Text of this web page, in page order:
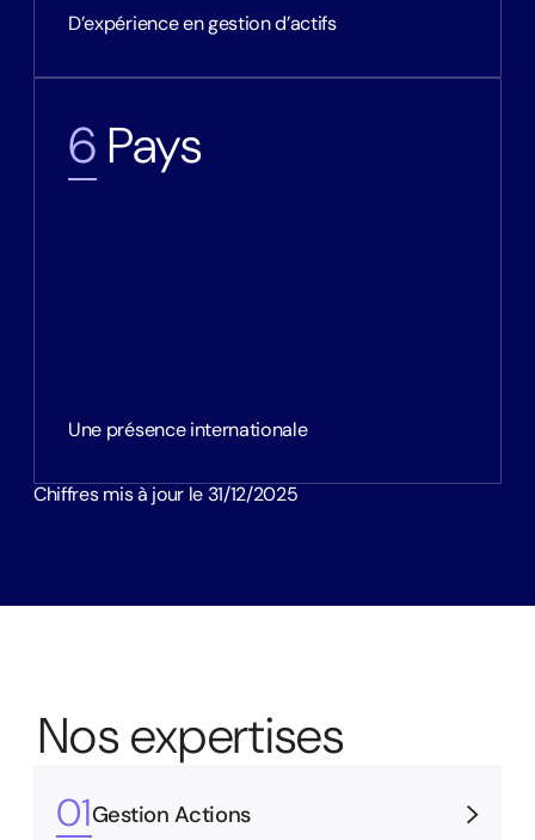
D’expérience en gestion d’actifs
6 Pays
Une présence internationale
Chiffres mis à jour le 31/12/2025
Nos expertises
01Gestion Actions